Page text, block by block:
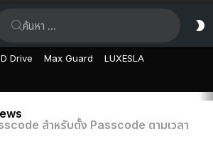
Drive Max Guard LUXESLA
สำหรับตั้ง Passcode ตามเวลา